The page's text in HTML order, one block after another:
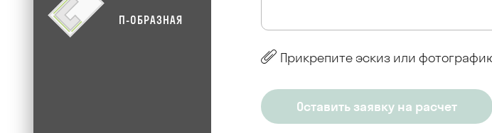
П-ОБРАЗНАЯ
Прикрепите эскиз или